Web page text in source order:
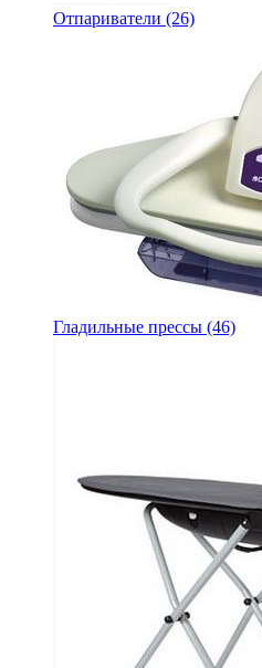
Отпариватели (26)
Гладильные прессы (46)